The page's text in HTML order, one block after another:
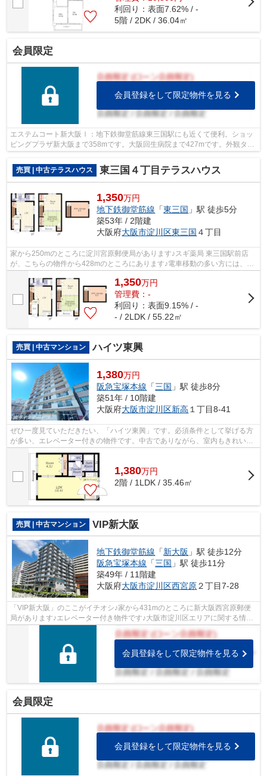
利回り：表面7.62% / -
5階 / 2DK / 36.04㎡
会員限定
会員登録をして限定物件を見る
エステムコート新大阪Ⅰ：地下鉄御堂筋線東三国駅にも近くて便利。ショッ
ピングプラザ新大阪まで358mです。大阪回生病院まで427mです。外観タイ
ル張りは、汚れが付きにくいのでいつまで...
売買 | 中古テラスハウス
東三国４丁目テラスハウス
1,350万円
地下鉄御堂筋線 「東三国 」駅 徒歩5分
築53年 / 2階建
大阪府大阪市淀川区東三国 ４丁目
家から250mのところに淀川宮原郵便局があります♪スギ薬局 東三国駅前店
が、こちらの物件から428mのところにあります♪電車移動の多い方には、駅
から徒歩5分の物件がおすすめです♪お洒落...
1,350万円
管理費：-
利回り：表面9.15% / -
- / 2LDK / 55.22㎡
売買 | 中古マンション ハイツ東興
1,380万円
阪急宝塚本線 「三国 」駅 徒歩8分
築51年 / 10階建
大阪府大阪市淀川区新高 １丁目8-41
ぜひ一度見ていただきたい、「ハイツ東興」です。必須条件として挙げる方
が多い、エレベーター付きの物件です。中古でありながら、室内もきれいな
一押しのマンションとなっています。...
1,380万円
2階 / 1LDK / 35.46㎡
売買 | 中古マンション VIP新大阪
地下鉄御堂筋線 「新大阪 」駅 徒歩12分
阪急宝塚本線 「三国 」駅 徒歩11分
築49年 / 11階建
大阪府大阪市淀川区西宮原２丁目7-28
「VIP新大阪」のここがイチオシ♪家から431mのところに新大阪西宮原郵便
局があります♪エレベーター付き物件です♪大阪市淀川区エリアに関する情報
でしたら、0800-888-4730、またはinfo@l...
会員登録をして限定物件を見る
会員限定
会員登録をして限定物件を見る